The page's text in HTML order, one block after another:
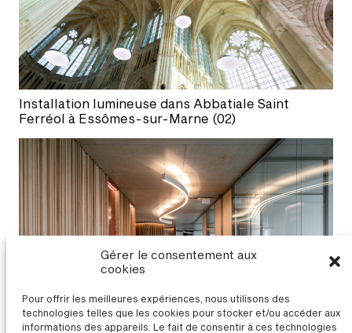
Gérer le consentement aux
cookies
Pour offrir les meilleures expériences, nous utilisons des
technologies telles que les cookies pour stocker et/ou accéder aux
informations des appareils. Le fait de consentir à ces technologies
Installation lumineuse dans Abbatiale Saint
Ferréol à Essômes-sur-Marne (02)